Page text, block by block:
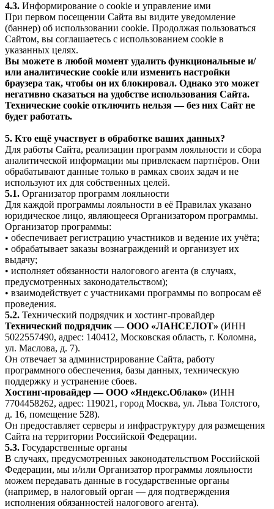
4.3. Информирование о cookie и управление ими
При первом посещении Сайта вы видите уведомление
(баннер) об использовании cookie. Продолжая пользоваться
Сайтом, вы соглашаетесь с использованием cookie в
указанных целях.
Вы можете в любой момент удалить функциональные и/
или аналитические cookie или изменить настройки
браузера так, чтобы он их блокировал. Однако это может
негативно сказаться на удобстве использования Сайта.
Технические cookie отключить нельзя — без них Сайт не
будет работать.
5. Кто ещё участвует в обработке ваших данных?
Для работы Сайта, реализации программ лояльности и сбора
аналитической информации мы привлекаем партнёров. Они
обрабатывают данные только в рамках своих задач и не
используют их для собственных целей.
5.1. Организатор программ лояльности
Для каждой программы лояльности в её Правилах указано
юридическое лицо, являющееся Организатором программы.
Организатор программы:
• обеспечивает регистрацию участников и ведение их учёта;
• обрабатывает заказы вознаграждений и организует их
выдачу;
• исполняет обязанности налогового агента (в случаях,
предусмотренных законодательством);
• взаимодействует с участниками программы по вопросам её
проведения.
5.2. Технический подрядчик и хостинг-провайдер
Технический подрядчик — ООО «ЛАНСЕЛОТ» (ИНН
5022557490, адрес: 140412, Московская область, г. Коломна,
ул. Маслова, д. 7).
Он отвечает за администрирование Сайта, работу
программного обеспечения, базы данных, техническую
поддержку и устранение сбоев.
Хостинг-провайдер — ООО «Яндекс.Облако» (ИНН
7704458262, адрес: 119021, город Москва, ул. Льва Толстого,
д. 16, помещение 528).
Он предоставляет серверы и инфраструктуру для размещения
Сайта на территории Российской Федерации.
5.3. Государственные органы
В случаях, предусмотренных законодательством Российской
Федерации, мы и/или Организатор программы лояльности
можем передавать данные в государственные органы
(например, в налоговый орган — для подтверждения
исполнения обязанностей налогового агента).